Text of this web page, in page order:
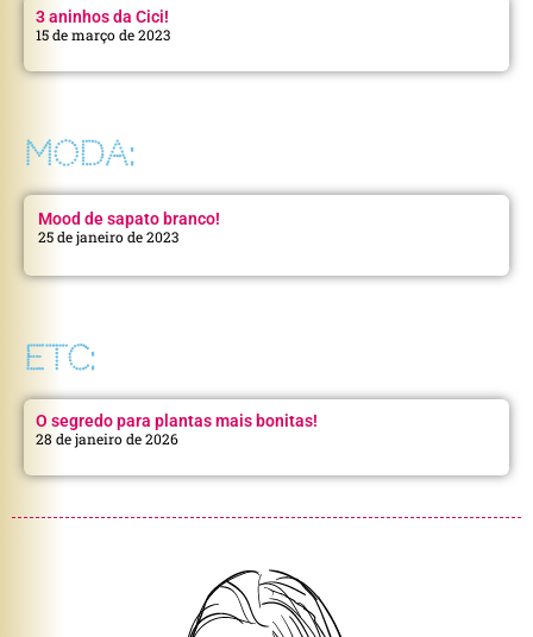
3 aninhos da Cici!
15 de março de 2023
MODA:
Mood de sapato branco!
25 de janeiro de 2023
ETC:
O segredo para plantas mais bonitas!
28 de janeiro de 2026